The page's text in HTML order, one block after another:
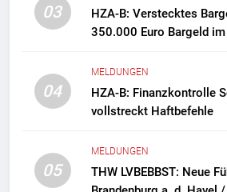
Drogenlabor aus
03
HZA-B: Verstecktes
350.000 Euro Bargeld
04
MELDUNGEN
HZA-B: Finanzkontrolle
vollstreckt Haftbefehle
05
MELDUNGEN
THW LVBEBBST: Neue